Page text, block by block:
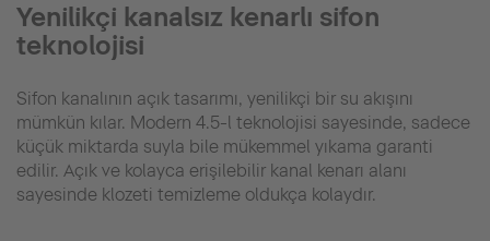
Yeni̇li̇kçi̇ kanalsız kenarlı si̇fon
teknoloji̇si̇
Sifon kanalının açık tasarımı, yenilikçi bir su akışını
mümkün kılar. Modern 4.5-l teknolojisi sayesinde, sadece
küçük miktarda suyla bile mükemmel yıkama garanti
edilir. Açık ve kolayca erişilebilir kanal kenarı alanı
sayesinde klozeti temizleme oldukça kolaydır.